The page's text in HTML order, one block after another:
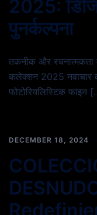
2025:
पुनर्कल्पना
तकनीक और रचनात्मकता
कलेक्शन 2025 नवाचार
फोटोरियलिस्टिक फाइन
DECEMBER 18, 2024